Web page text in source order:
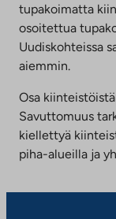
tupakoimatta
osoitettua
Uudiskohteissa
aiemmin.
Osa
Savuttomuus
kiellettyä
piha-alueilla ja